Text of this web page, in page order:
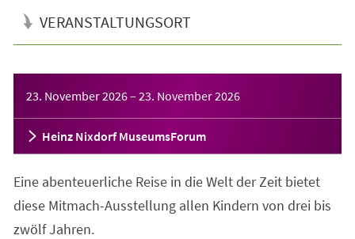
VERANSTALTUNGSORT
23. November 2026– 23. November 2026
Heinz Nixdorf MuseumsForum
Eine abenteuerliche Reise in die Welt der Zeit bietet
diese Mitmach-Ausstellung allen Kindern von drei bis
zwölf Jahren.